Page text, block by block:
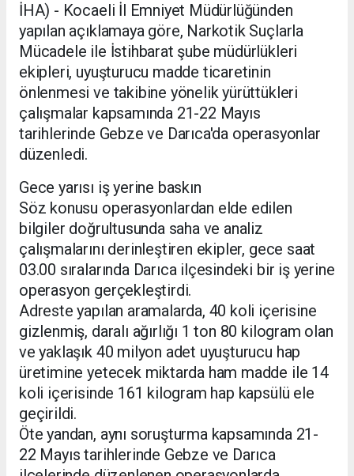
İHA) - Kocaeli İl Emniyet Müdürlüğünden
yapılan açıklamaya göre, Narkotik Suçlarla
Mücadele ile İstihbarat şube müdürlükleri
ekipleri, uyuşturucu madde ticaretinin
önlenmesi ve takibine yönelik yürüttükleri
çalışmalar kapsamında 21-22 Mayıs
tarihlerinde Gebze ve Darıca'da operasyonlar
düzenledi.
Gece yarısı iş yerine baskın
Söz konusu operasyonlardan elde edilen
bilgiler doğrultusunda saha ve analiz
çalışmalarını derinleştiren ekipler, gece saat
03.00 sıralarında Darıca ilçesindeki bir iş yerine
operasyon gerçekleştirdi.
Adreste yapılan aramalarda, 40 koli içerisine
gizlenmiş, daralı ağırlığı 1 ton 80 kilogram olan
ve yaklaşık 40 milyon adet uyuşturucu hap
üretimine yetecek miktarda ham madde ile 14
koli içerisinde 161 kilogram hap kapsülü ele
geçirildi.
Öte yandan, aynı soruşturma kapsamında 21-
22 Mayıs tarihlerinde Gebze ve Darıca